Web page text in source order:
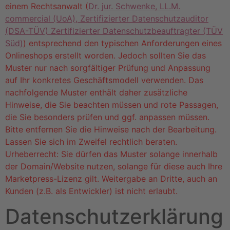
einem Rechtsanwalt (Dr. jur. Schwenke, LL.M.
commercial (UoA), Zertifizierter Datenschutzauditor
(DSA-TÜV) Zertifizierter Datenschutzbeauftragter (TÜV
Süd)) entsprechend den typischen Anforderungen eines
Onlineshops erstellt worden. Jedoch sollten Sie das
Muster nur nach sorgfältiger Prüfung und Anpassung
auf Ihr konkretes Geschäftsmodell verwenden. Das
nachfolgende Muster enthält daher zusätzliche
Hinweise, die Sie beachten müssen und rote Passagen,
die Sie besonders prüfen und ggf. anpassen müssen.
Bitte entfernen Sie die Hinweise nach der Bearbeitung.
Lassen Sie sich im Zweifel rechtlich beraten.
Urheberrecht: Sie dürfen das Muster solange innerhalb
der Domain/Website nutzen, solange für diese auch Ihre
Marketpress-Lizenz gilt. Weitergabe an Dritte, auch an
Kunden (z.B. als Entwickler) ist nicht erlaubt.
Datenschutzerklärung